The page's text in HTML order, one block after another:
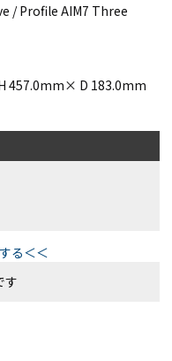
/ Profile AIM7 Three
457.0mm× D 183.0mm
る＜＜
す